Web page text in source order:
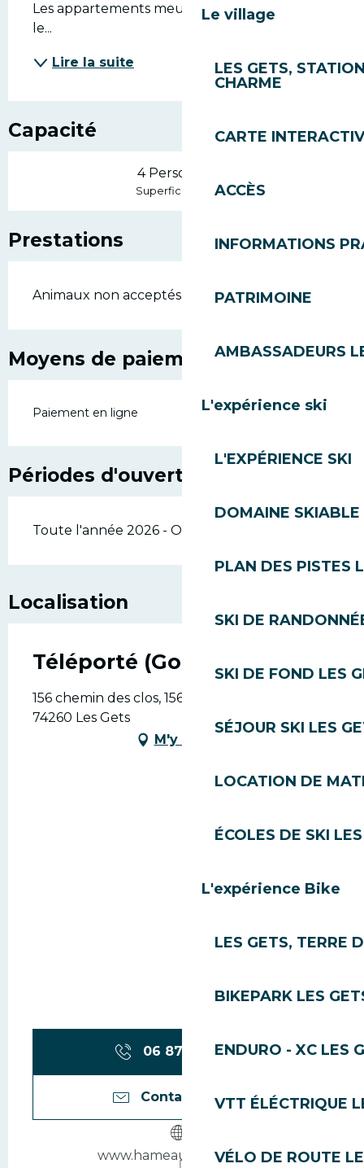
Le village
LES GETS,
CHARME
CARTE
ACCÈS
INFORMATIONS
PATRIMOINE
AMBASSADEURS
L'expérience ski
L'EXPÉRIENCE SKI
DOMAINE SKIABLE
PLAN DES PISTES
SKI DE
SKI DE FOND LES
SÉJOUR SKI LES
LOCATION DE
ÉCOLES DE SKI
L'expérience Bike
LES GETS, TERRE
BIKEPARK LES
ENDURO - XC LES
VTT ÉLÉCTRIQUE
VÉLO DE ROUTE
Les appartements meublés vous offrent tout
le...
Lire la suite
Capacité
4 Personne(s)
Superficie : 45 m2
Prestations
Animaux non acceptés
Moyens de paiement
Paiement en ligne
Périodes d'ouverture
Toute l'année 2026 - Ouvert tous les jours
Localisation
Téléporté (Gondola)
156 chemin des clos, 156 Chemin des Clos,
74260 Les Gets
M'y rendre
06 87 23 54▒▒
Contactez-nous
www.hameaudesclos.com